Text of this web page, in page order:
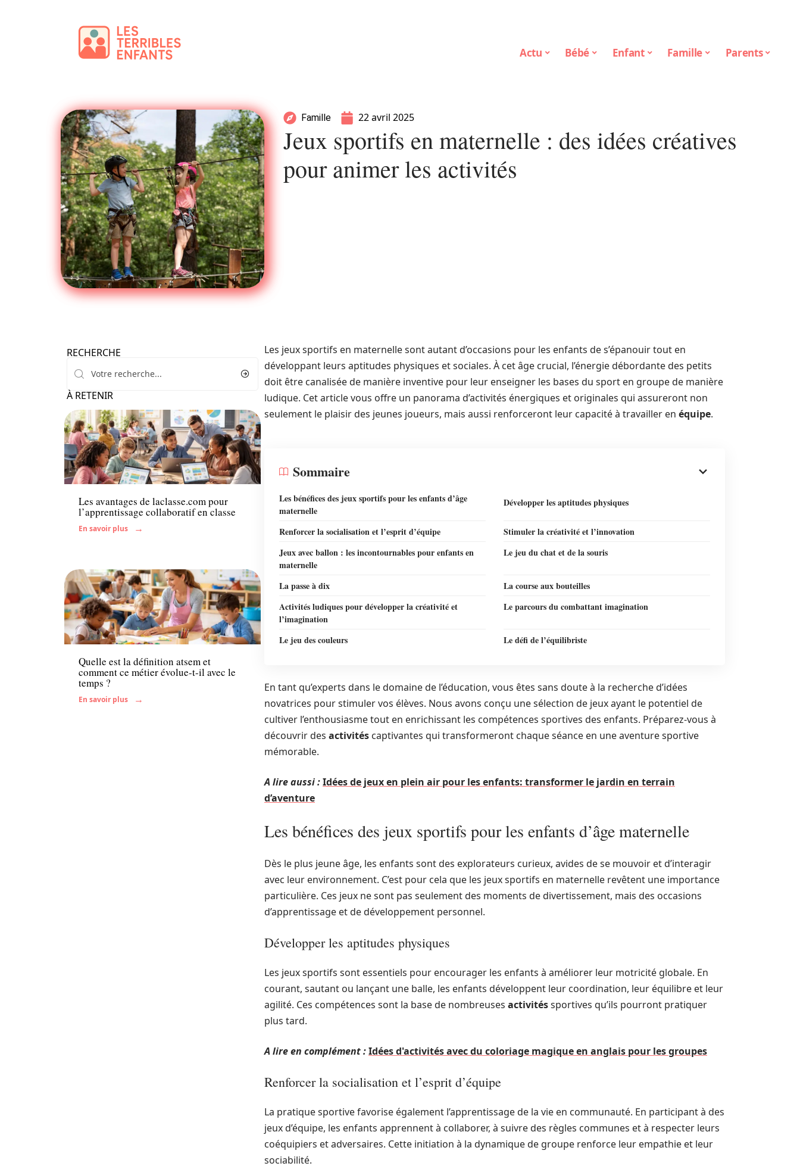
Actu Bébé Enfant Famille Parents
Famille 22 avril 2025
Jeux sportifs en maternelle : des idées créatives
pour animer les activités
RECHERCHE
À RETENIR
Enfant
Les avantages de laclasse.com pour
l’apprentissage collaboratif en classe
En savoir plus
Famille
Quelle est la définition atsem et
comment ce métier évolue-t-il avec le
temps ?
En savoir plus
Les jeux sportifs en maternelle sont autant d’occasions pour les enfants de s’épanouir tout en
développant leurs aptitudes physiques et sociales. À cet âge crucial, l’énergie débordante des petits
doit être canalisée de manière inventive pour leur enseigner les bases du sport en groupe de manière
ludique. Cet article vous offre un panorama d’activités énergiques et originales qui assureront non
seulement le plaisir des jeunes joueurs, mais aussi renforceront leur capacité à travailler en équipe.
Sommaire
Les bénéfices des jeux sportifs pour les enfants d’âge
maternelle
Développer les aptitudes physiques
Renforcer la socialisation et l’esprit d’équipe
Stimuler la créativité et l’innovation
Jeux avec ballon : les incontournables pour enfants en
maternelle
Le jeu du chat et de la souris
La passe à dix
La course aux bouteilles
Activités ludiques pour développer la créativité et
l’imagination
Le parcours du combattant imagination
Le jeu des couleurs Le défi de l’équilibriste
En tant qu’experts dans le domaine de l’éducation, vous êtes sans doute à la recherche d’idées
novatrices pour stimuler vos élèves. Nous avons conçu une sélection de jeux ayant le potentiel de
cultiver l’enthousiasme tout en enrichissant les compétences sportives des enfants. Préparez-vous à
découvrir des activités captivantes qui transformeront chaque séance en une aventure sportive
mémorable.
A lire aussi :Idées de jeux en plein air pour les enfants: transformer le jardin en terrain
d’aventure
Les bénéfices des jeux sportifs pour les enfants d’âge maternelle
Dès le plus jeune âge, les enfants sont des explorateurs curieux, avides de se mouvoir et d’interagir
avec leur environnement. C’est pour cela que les jeux sportifs en maternelle revêtent une importance
particulière. Ces jeux ne sont pas seulement des moments de divertissement, mais des occasions
d’apprentissage et de développement personnel.
Développer les aptitudes physiques
Les jeux sportifs sont essentiels pour encourager les enfants à améliorer leur motricité globale. En
courant, sautant ou lançant une balle, les enfants développent leur coordination, leur équilibre et leur
agilité. Ces compétences sont la base de nombreuses activitéssportives qu’ils pourront pratiquer
plus tard.
A lire en complément :Idées d'activités avec du coloriage magique en anglais pour les groupes
Renforcer la socialisation et l’esprit d’équipe
La pratique sportive favorise également l’apprentissage de la vie en communauté. En participant à des
jeux d’équipe, les enfants apprennent à collaborer, à suivre des règles communes et à respecter leurs
coéquipiers et adversaires. Cette initiation à la dynamique de groupe renforce leur empathie et leur
sociabilité.